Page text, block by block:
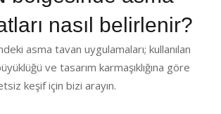
nasıl belirlenir?
asma tavan uygulamaları; kullanılan
ve tasarım karmaşıklığına göre
keşif için bizi arayın.